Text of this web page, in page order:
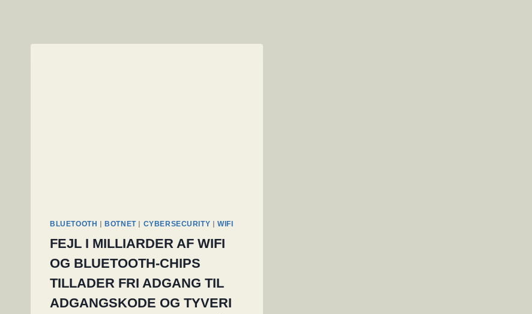
BLUETOOTH |BOTNET| CYBERSECURITY |WIFI
FEJL I MILLIARDER AF WIFI
OG BLUETOOTH-CHIPS
TILLADER FRI ADGANG TIL
ADGANGSKODE OG TYVERI